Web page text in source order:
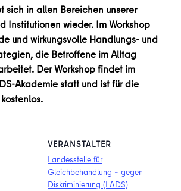
sich in allen Bereichen unserer
Institutionen wieder. Im Workshop
und wirkungsvolle Handlungs- und
die Betroffene im Alltag
Der Workshop findet im
Akademie statt und ist für die
VERANSTALTER
Landesstelle für
Gleichbehandlung – gegen
Diskriminierung (LADS)